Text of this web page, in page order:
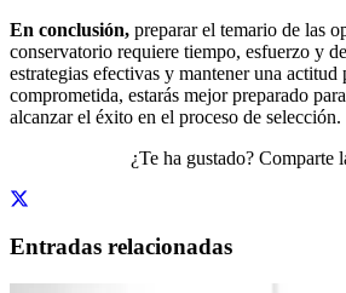
En conclusión, preparar el temario de las
conservatorio requiere tiempo, esfuerzo y
estrategias efectivas y mantener una actitud
comprometida, estarás mejor preparado
alcanzar el éxito en el proceso de selección.
¿Te ha gustado? Comparte
Entradas relacionadas